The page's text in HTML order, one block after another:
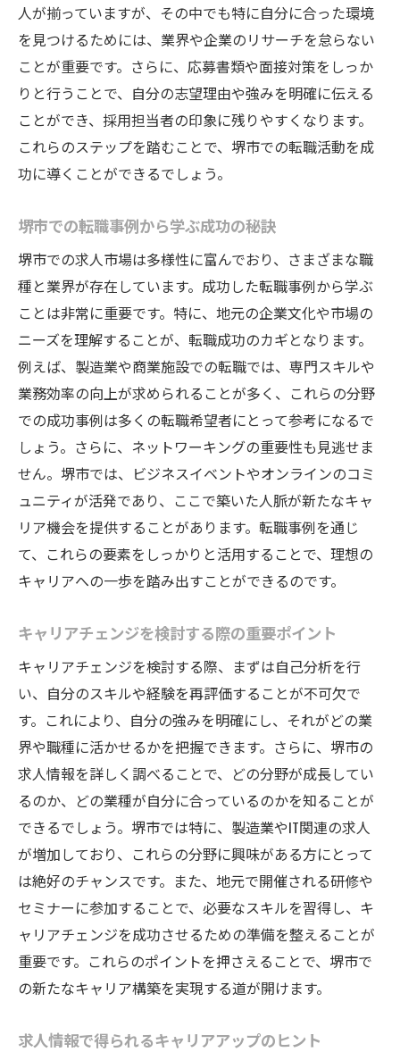
人が揃っていますが、その中でも特に自分に合った環境
を見つけるためには、業界や企業のリサーチを怠らない
ことが重要です。さらに、応募書類や面接対策をしっか
りと行うことで、自分の志望理由や強みを明確に伝える
ことができ、採用担当者の印象に残りやすくなります。
これらのステップを踏むことで、堺市での転職活動を成
功に導くことができるでしょう。
堺市での転職事例から学ぶ成功の秘訣
堺市での求人市場は多様性に富んでおり、さまざまな職
種と業界が存在しています。成功した転職事例から学ぶ
ことは非常に重要です。特に、地元の企業文化や市場の
ニーズを理解することが、転職成功のカギとなります。
例えば、製造業や商業施設での転職では、専門スキルや
業務効率の向上が求められることが多く、これらの分野
での成功事例は多くの転職希望者にとって参考になるで
しょう。さらに、ネットワーキングの重要性も見逃せま
せん。堺市では、ビジネスイベントやオンラインのコミ
ュニティが活発であり、ここで築いた人脈が新たなキャ
リア機会を提供することがあります。転職事例を通じ
て、これらの要素をしっかりと活用することで、理想の
キャリアへの一歩を踏み出すことができるのです。
キャリアチェンジを検討する際の重要ポイント
キャリアチェンジを検討する際、まずは自己分析を行
い、自分のスキルや経験を再評価することが不可欠で
す。これにより、自分の強みを明確にし、それがどの業
界や職種に活かせるかを把握できます。さらに、堺市の
求人情報を詳しく調べることで、どの分野が成長してい
るのか、どの業種が自分に合っているのかを知ることが
できるでしょう。堺市では特に、製造業やIT関連の求人
が増加しており、これらの分野に興味がある方にとって
は絶好のチャンスです。また、地元で開催される研修や
セミナーに参加することで、必要なスキルを習得し、キ
ャリアチェンジを成功させるための準備を整えることが
重要です。これらのポイントを押さえることで、堺市で
の新たなキャリア構築を実現する道が開けます。
求人情報で得られるキャリアアップのヒント